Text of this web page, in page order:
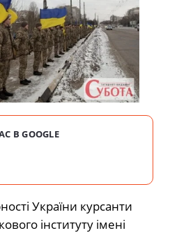
В GOOGLE
України курсанти
інституту імені